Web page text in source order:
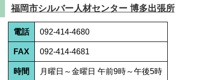
福岡市シルバー人材センター 博多出張所
電話 092-414-4680
FAX 092-414-4681
時間 月曜日～金曜日 午前9時～午後5時